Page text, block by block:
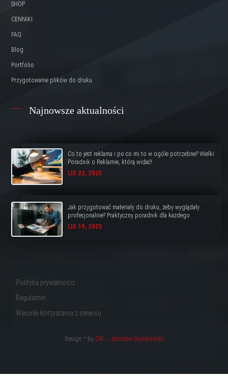
SHOP
CENNIKI
FAQ
Blog
Portfolio
Przygotowanie plików do druku
Najnowsze aktualności
Co to jest reklama i po co mi to w ogóle potrzebne? Wielki
Poradnik o Reklamie, którą widać!
LIS 22, 2025
Jak przygotować materiały do druku, żeby wyglądały
profesjonalnie? Praktyczny poradnik dla każdego
LIS 19, 2025
Polityka prywatności
Regulamin
Warunki korzystania z serwisu
Design ™ by CIK – Jarosław Gumkowski